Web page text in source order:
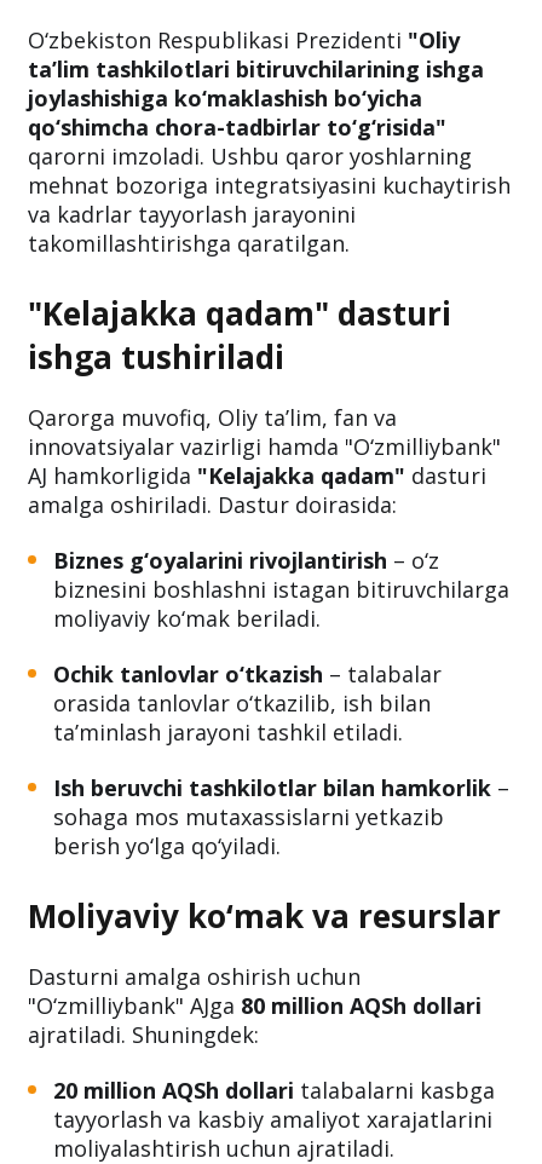
O‘zbekiston Respublikasi Prezidenti "Oliy
ta’lim tashkilotlari bitiruvchilarining ishga
joylashishiga ko‘maklashish bo‘yicha
qo‘shimcha chora-tadbirlar to‘g‘risida"
qarorni imzoladi. Ushbu qaror yoshlarning
mehnat bozoriga integratsiyasini kuchaytirish
va kadrlar tayyorlash jarayonini
takomillashtirishga qaratilgan.
"Kelajakka qadam" dasturi
ishga tushiriladi
Qarorga muvofiq, Oliy ta’lim, fan va
innovatsiyalar vazirligi hamda "O‘zmilliybank"
AJ hamkorligida "Kelajakka qadam" dasturi
amalga oshiriladi. Dastur doirasida:
Biznes g‘oyalarini rivojlantirish – o‘z
biznesini boshlashni istagan bitiruvchilarga
moliyaviy ko‘mak beriladi.
Ochik tanlovlar o‘tkazish – talabalar
orasida tanlovlar o‘tkazilib, ish bilan
ta’minlash jarayoni tashkil etiladi.
Ish beruvchi tashkilotlar bilan hamkorlik –
sohaga mos mutaxassislarni yetkazib
berish yo‘lga qo‘yiladi.
Moliyaviy ko‘mak va resurslar
Dasturni amalga oshirish uchun
"O‘zmilliybank" AJga 80 million AQSh dollari
ajratiladi. Shuningdek:
20 million AQSh dollari talabalarni kasbga
tayyorlash va kasbiy amaliyot xarajatlarini
moliyalashtirish uchun ajratiladi.